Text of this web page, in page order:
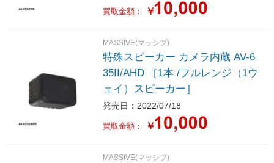
買取金額： ￥
MASSIVE(マッシブ)
特殊スピーカー カメラ内蔵 AV-6
35II/AHD ［1本 /フルレンジ（1ウ
ェイ）スピーカー］
発売日：2022/07/18
買取金額： ￥
MASSIVE(マッシブ)